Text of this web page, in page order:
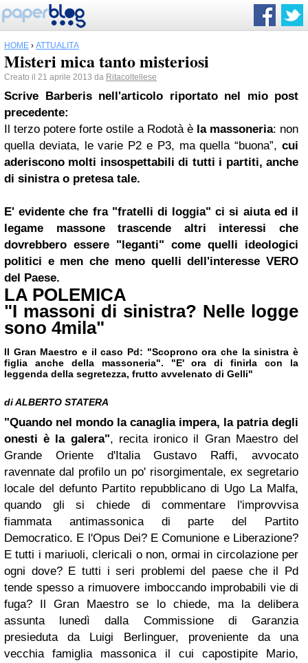
HOME › ATTUALITÀ
Misteri mica tanto misteriosi
Creato il 21 aprile 2013 da Ritacoltellese
Scrive Barberis nell'articolo riportato nel mio post
precedente:
Il terzo potere forte ostile a Rodotà èla massoneria: non
quella deviata, le varie P2 e P3, ma quella “buona”, cui
aderiscono molti insospettabili di tutti i partiti, anche
di sinistra o pretesa tale.
E' evidente che fra "fratelli di loggia" ci si aiuta ed il
legame massone trascende altri interessi che
dovrebbero essere "leganti" come quelli ideologici
politici e men che meno quelli dell'interesse VERO
del Paese.
LA POLEMICA
"I massoni di sinistra? Nelle logge
sono 4mila"
Il Gran Maestro e il caso Pd: "Scoprono ora che la sinistra è
figlia anche della massoneria". "E' ora di finirla con la
leggenda della segretezza, frutto avvelenato di Gelli"
di ALBERTO STATERA
"Quando nel mondo la canaglia impera, la patria degli
onesti è la galera", recita ironico il Gran Maestro del
Grande Oriente d'Italia Gustavo Raffi, avvocato
ravennate dal profilo un po' risorgimentale, ex segretario
locale del defunto Partito repubblicano di Ugo La Malfa,
quando gli si chiede di commentare l'improvvisa
fiammata antimassonica di parte del Partito
Democratico. E l'Opus Dei? E Comunione e Liberazione?
E tutti i mariuoli, clericali o non, ormai in circolazione per
ogni dove? E tutti i seri problemi del paese che il Pd
tende spesso a rimuovere imboccando improbabili vie di
fuga? Il Gran Maestro se lo chiede, ma la delibera
assunta lunedì dalla Commissione di Garanzia
presieduta da Luigi Berlinguer, proveniente da una
vecchia famiglia massonica il cui capostipite Mario,